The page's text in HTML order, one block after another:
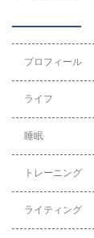
プロフィール
ライフ
睡眠
トレーニング
ライティング